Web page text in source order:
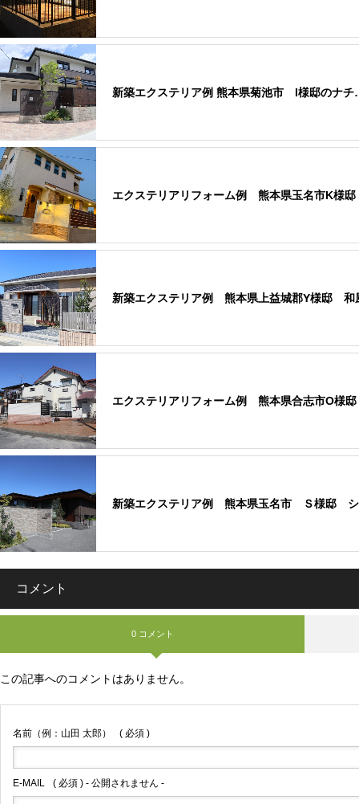
新築エクステリア例 熊本県菊池市 I様邸のナ
エクステリアリフォーム例 熊本県玉名市K様
新築エクステリア例 熊本県上益城郡Y様邸
エクステリアリフォーム例 熊本県合志市O様
新築エクステリア例 熊本県玉名市 Ｓ様邸
コメント
0 コメント
この記事へのコメントはありません。
名前（例：山田 太郎） ( 必須 )
E-MAIL ( 必須 ) - 公開されません -